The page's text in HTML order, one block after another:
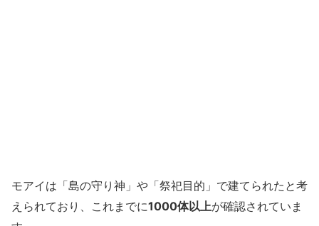
モアイは「島の守り神」や「祭祀目的」で建てられたと考
えられており、これまでに1000体以上が確認されていま